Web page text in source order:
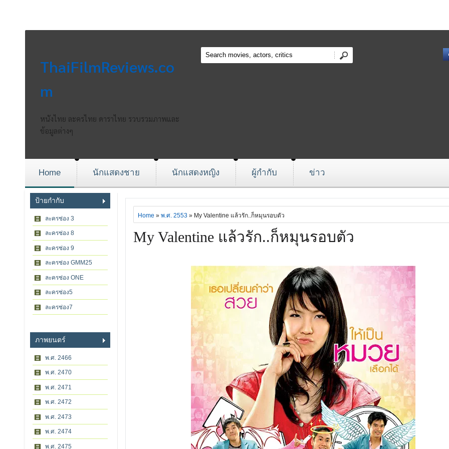
ThaiFilmReviews.co
m
หนังไทย ละครไทย ดาราไทย รวบรวมภาพและ
ข้อมูลต่างๆ
Home นักแสดงชาย นักแสดงหญิง ผู้กำกับ ข่าว
ป้ายกำกับ
ละครช่อง 3
ละครช่อง 8
ละครช่อง 9
ละครช่อง GMM25
ละครช่อง ONE
ละครช่อง5
ละครช่อง7
ภาพยนตร์
พ.ศ. 2466
พ.ศ. 2470
พ.ศ. 2471
พ.ศ. 2472
พ.ศ. 2473
พ.ศ. 2474
พ.ศ. 2475
Home » พ.ศ. 2553» My Valentine แล้วรัก..ก็หมุนรอบตัว
My Valentine แล้วรัก..ก็หมุนรอบตัว